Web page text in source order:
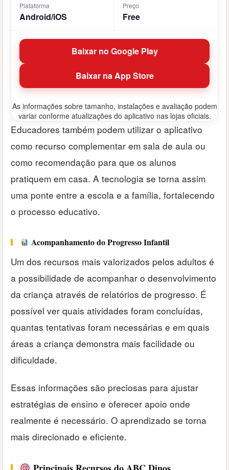
Plataforma
Android/iOS
Preço
Free
Baixar no Google Play
Baixar na App Store
As informações sobre tamanho, instalações e avaliação podem
variar conforme atualizações do aplicativo nas lojas oficiais.
Educadores também podem utilizar o aplicativo
como recurso complementar em sala de aula ou
como recomendação para que os alunos
pratiquem em casa. A tecnologia se torna assim
uma ponte entre a escola e a família, fortalecendo
o processo educativo.
Acompanhamento do Progresso Infantil
Um dos recursos mais valorizados pelos adultos é
a possibilidade de acompanhar o desenvolvimento
da criança através de relatórios de progresso. É
possível ver quais atividades foram concluídas,
quantas tentativas foram necessárias e em quais
áreas a criança demonstra mais facilidade ou
dificuldade.
Essas informações são preciosas para ajustar
estratégias de ensino e oferecer apoio onde
realmente é necessário. O aprendizado se torna
mais direcionado e eficiente.